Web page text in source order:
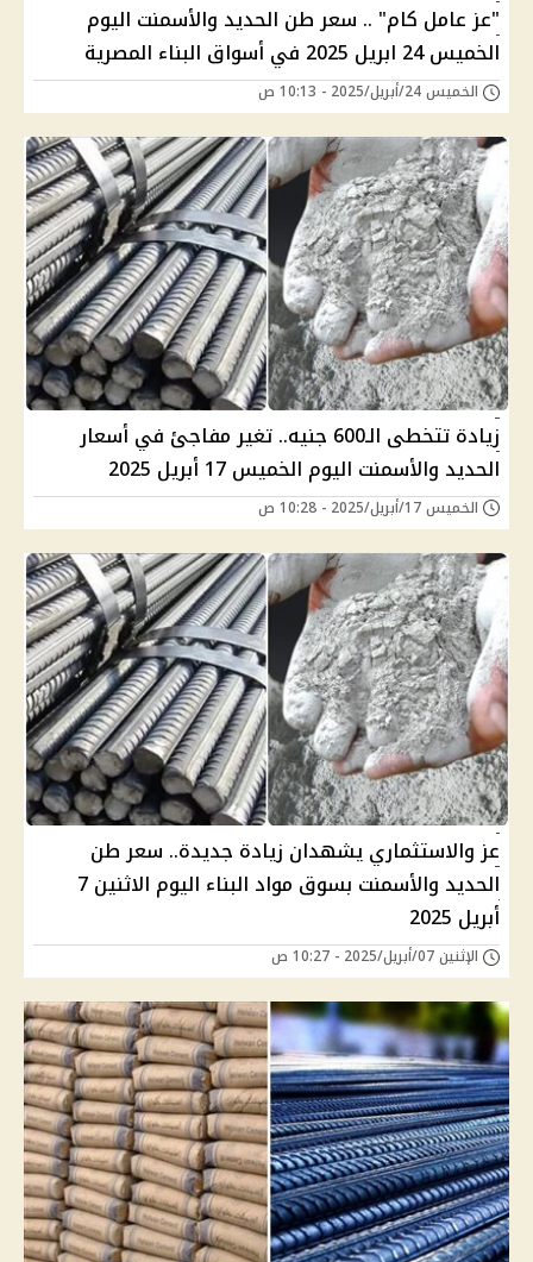
"عز عامل كام" .. سعر طن الحديد والأسمنت اليوم
الخميس 24 ابريل 2025 في أسواق البناء المصرية
الخميس 24/أبريل/2025 - 10:13 ص
زيادة تتخطى الـ600 جنيه.. تغير مفاجئ في أسعار
الحديد والأسمنت اليوم الخميس 17 أبريل 2025
الخميس 17/أبريل/2025 - 10:28 ص
عز والاستثماري يشهدان زيادة جديدة.. سعر طن
الحديد والأسمنت بسوق مواد البناء اليوم الاثنين 7
أبريل 2025
الإثنين 07/أبريل/2025 - 10:27 ص